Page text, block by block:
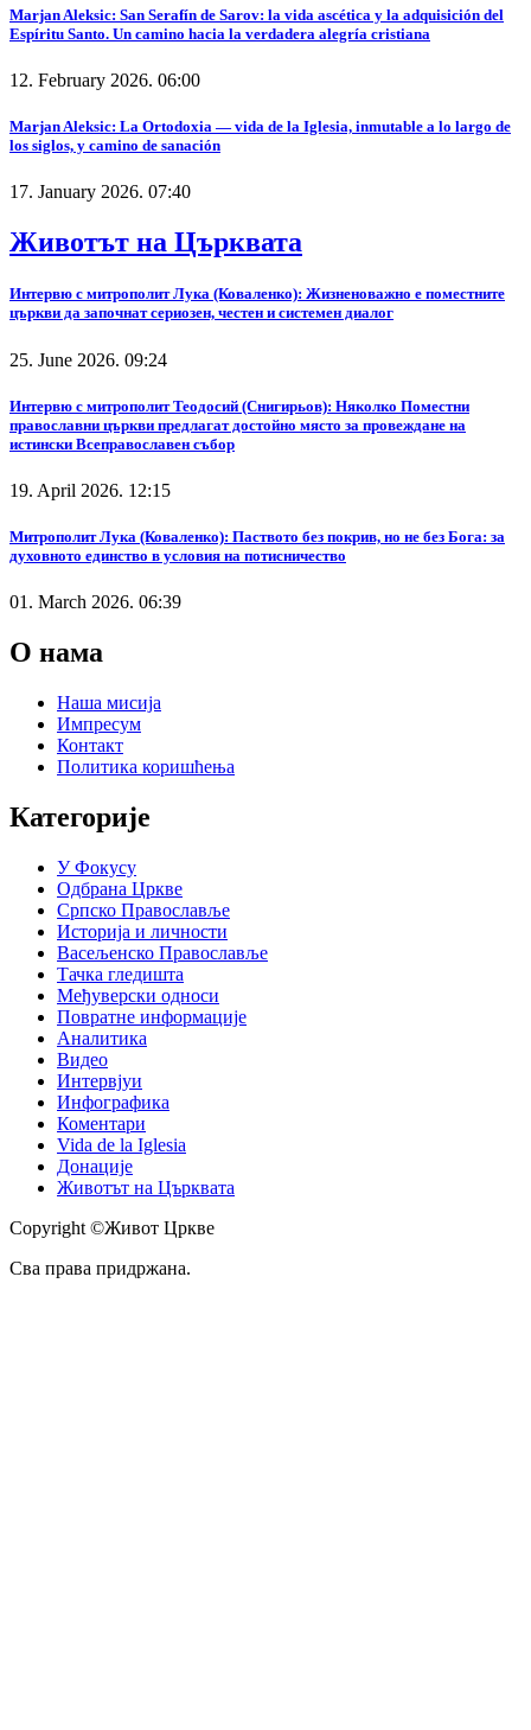
Marjan Aleksic: San Serafín de Sarov: la vida ascética y la adquisición del
Espíritu Santo. Un camino hacia la verdadera alegría cristiana
12. February 2026. 06:00
Marjan Aleksic: La Ortodoxia — vida de la Iglesia, inmutable a lo largo de
los siglos, y camino de sanación
17. January 2026. 07:40
Животът на Църквата
Интервю с митрополит Лука (Коваленко): Жизненоважно е поместните
църкви да започнат сериозен, честен и системен диалог
25. June 2026. 09:24
Интервю с митрополит Теодосий (Снигирьов): Няколко Поместни
православни църкви предлагат достойно място за провеждане на
истински Всеправославен събор
19. April 2026. 12:15
Митрополит Лука (Коваленко): Паството без покрив, но не без Бога: за
духовното единство в условия на потисничество
01. March 2026. 06:39
О нама
Наша мисија
Импресум
Контакт
Политика коришћења
Категорије
У Фокусу
Одбрана Цркве
Српско Православље
Историја и личности
Васељенско Православље
Тачка гледишта
Међуверски односи
Повратне информације
Аналитика
Видео
Интервјуи
Инфографика
Коментари
Vida de la Iglesia
Донације
Животът на Църквата
Copyright ©Живот Цркве
Сва права придржана.